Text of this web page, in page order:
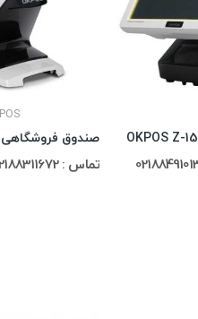
تماس : 02188311672-02188491013